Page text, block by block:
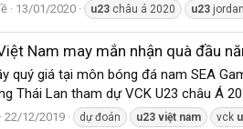
13/01/2020 u23 châu á 2020 u23 jordan
Nam may mắn nhận quà đầu
quý giá tại môn bóng đá nam SEA
Thái Lan tham dự VCK U23 châu Á
22/12/2019 dự đoán u23 việt nam vck